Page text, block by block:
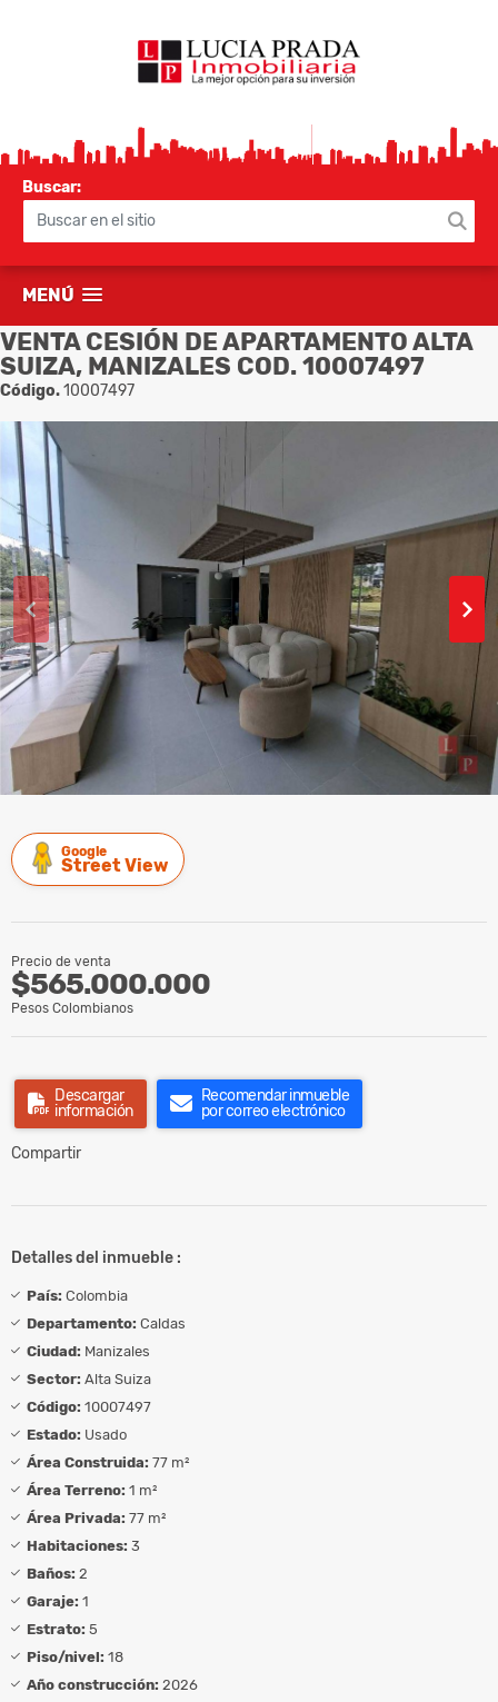
Buscar:
MENÚ
VENTA CESIÓN DE APARTAMENTO ALTA
SUIZA, MANIZALES COD. 10007497
Código.10007497
Google
Street View
Precio de venta
$565.000.000
Pesos Colombianos
Descargar
información
Recomendar inmueble
por correo electrónico
Compartir
Detalles del inmueble :
País: Colombia
Departamento: Caldas
Ciudad: Manizales
Sector: Alta Suiza
Código: 10007497
Estado: Usado
Área Construida: 77 m²
Área Terreno: 1 m²
Área Privada: 77 m²
Habitaciones: 3
Baños: 2
Garaje: 1
Estrato: 5
Piso/nivel: 18
Año construcción: 2026